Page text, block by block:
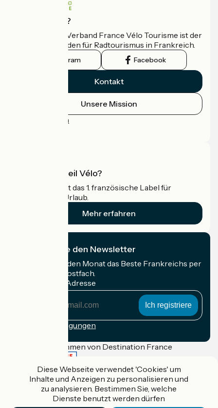
Wer sind wir?
Der nationale Verband France Vélo Tourisme ist der
offizielle Leitfaden für Radtourismus in Frankreich.
Instagram Facebook
Kontakt
Unsere Mission
Pressebereich
Was ist Accueil Vélo?
Accueil Vélo ist das 1. französische Label für
Radfahrer im Urlaub.
Mehr erfahren
Ich abonniere den Newsletter
Erhalten Sie jeden Monat das Beste Frankreichs per
Rad in Ihrem Postfach.
Meine E-Mail-Adresse
Anmeldebedingungen
Gefördert im Rahmen von Destination France
Accueil Vélo Pro
Diese Webseite verwendet 'Cookies' um
Inhalte und Anzeigen zu personalisieren und
zu analysieren. Bestimmen Sie, welche
Dienste benutzt werden dürfen